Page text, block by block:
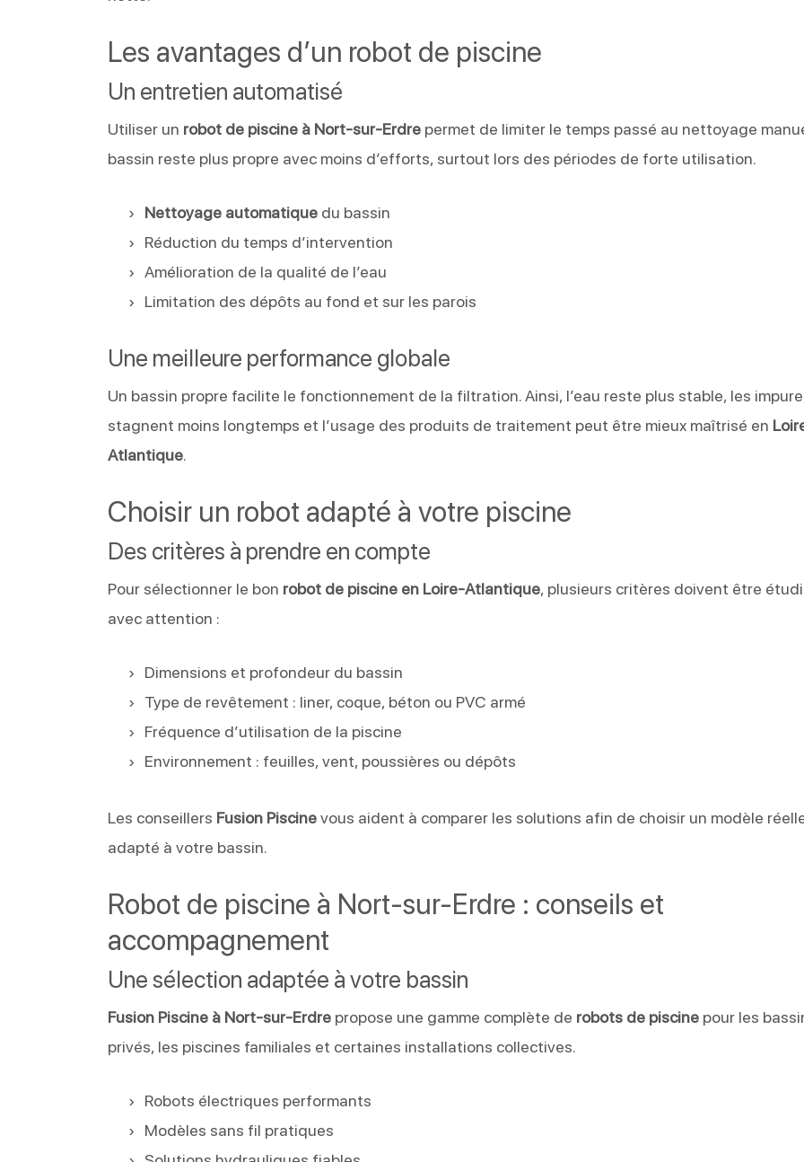
Les avantages d’un robot de piscine
Un entretien automatisé
Utiliser un robot de piscine à Nort-sur-Erdre permet de limiter le temps passé au nettoyage
bassin reste plus propre avec moins d’efforts, surtout lors des périodes de forte utilisation.
Nettoyage automatique du bassin
Réduction du temps d’intervention
Amélioration de la qualité de l’eau
Limitation des dépôts au fond et sur les parois
Une meilleure performance globale
Un bassin propre facilite le fonctionnement de la filtration. Ainsi, l’eau reste plus stable, les
stagnent moins longtemps et l’usage des produits de traitement peut être mieux maîtrisé en
Atlantique.
Choisir un robot adapté à votre piscine
Des critères à prendre en compte
Pour sélectionner le bon robot de piscine en Loire-Atlantique, plusieurs critères doivent être
avec attention :
Dimensions et profondeur du bassin
Type de revêtement : liner, coque, béton ou PVC armé
Fréquence d’utilisation de la piscine
Environnement : feuilles, vent, poussières ou dépôts
Les conseillers Fusion Piscinevous aident à comparer les solutions afin de choisir un modèle
adapté à votre bassin.
Robot de piscine à Nort-sur-Erdre : conseils et
accompagnement
Une sélection adaptée à votre bassin
Fusion Piscine à Nort-sur-Erdre propose une gamme complète de robots de piscine pour les
privés, les piscines familiales et certaines installations collectives.
Robots électriques performants
Modèles sans fil pratiques